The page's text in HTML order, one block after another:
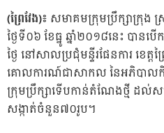
(ព្រៃវែង)៖ សមាគមក្រុមប្រឹក្សាក្រុង ស្
ថ្ងៃទី០៦ ខែធ្នូ ឆ្នាំ២០១៨នេះ បា
ថ្ងៃ នៅសាលប្រជុំមន្ទីរផែនការ ខេត្
គោលការណ៍ជាសាកល នៃអភិបាល
ក្រុមប្រឹក្សាទើបកាន់តំណែងថ្មី ដល់
សង្កាត់ចំនួន៧០រូប។